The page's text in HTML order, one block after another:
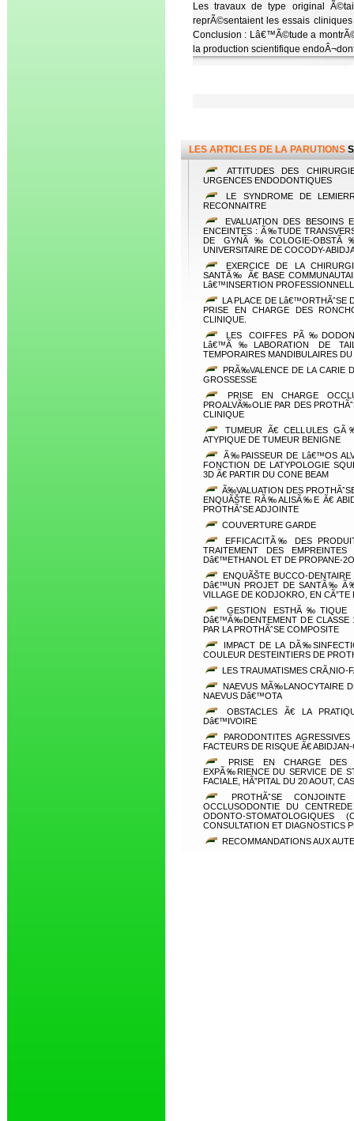
Les travaux de type original
reprÃ©sentaient les essais
Conclusion : Lâ€™Ã©tude a
la production scientifique
LES ARTICLES DE LA PARUTIONS
ATTITUDES DES
URGENCES ENDODONTIQUES
LE SYNDROME DE
RECONNAITRE
EVALUATION DES BESOINS
ENCEINTES : Ã‰TUDE
DE GYNÃ‰COLOGIE-
UNIVERSITAIRE DE COCODY-
EXERCICE DE LA
SANTÃ‰ Ã€ BASE
Lâ€™INSERTION
LA PLACE DE Lâ€™ORTHÃˆSE
PRISE EN CHARGE DES
CLINIQUE.
LES COIFFES
Lâ€™Ã‰LABORATION DE
TEMPORAIRES MANDIBULAIRES
PRÃ‰VALENCE DE LA CARIE
GROSSESSE
PRISE EN CHARGE
PROALVÃ‰OLIE PAR DES
CLINIQUE
TUMEUR Ã€ CELLULES
ATYPIQUE DE TUMEUR BENIGNE
Ã‰PAISSEUR DE Lâ€™OS
FONCTION DE LATYPOLOGIE
3D Ã€ PARTIR DU CONE BEAM
Ã‰VALUATION DES
ENQUÃŠTE RÃ‰ALISÃ‰E Ã€
PROTHÃˆSE ADJOINTE
COUVERTURE GARDE
EFFICACITÃ‰ DES
TRAITEMENT DES
Dâ€™ETHANOL ET DE PROPANE-
ENQUÃŠTE BUCCO-
Dâ€™UN PROJET DE SANTÃ‰
VILLAGE DE KODJOKRO, EN
GESTION ESTHÃ‰TIQUE
Dâ€™Ã‰DENTEMENT DE CLASSE
PAR LA PROTHÃˆSE COMPOSITE
IMPACT DE LA
COULEUR DESTEINTIERS DE
LES TRAUMATISMES CRÃ‚NIO-
NAEVUS MÃ‰LANOCYTAIRE
NAEVUS Dâ€™OTA
OBSTACLES Ã€ LA
Dâ€™IVOIRE
PARODONTITES
FACTEURS DE RISQUE Ã€
PRISE EN CHARGE DES
EXPÃ‰RIENCE DU SERVICE DE
FACIALE, HÃ”PITAL DU 20 AOUT,
PROTHÃˆSE
OCCLUSODONTIE DU
ODONTO-
CONSULTATION ET DIAGNOSTICS
RECOMMANDATIONS AUX